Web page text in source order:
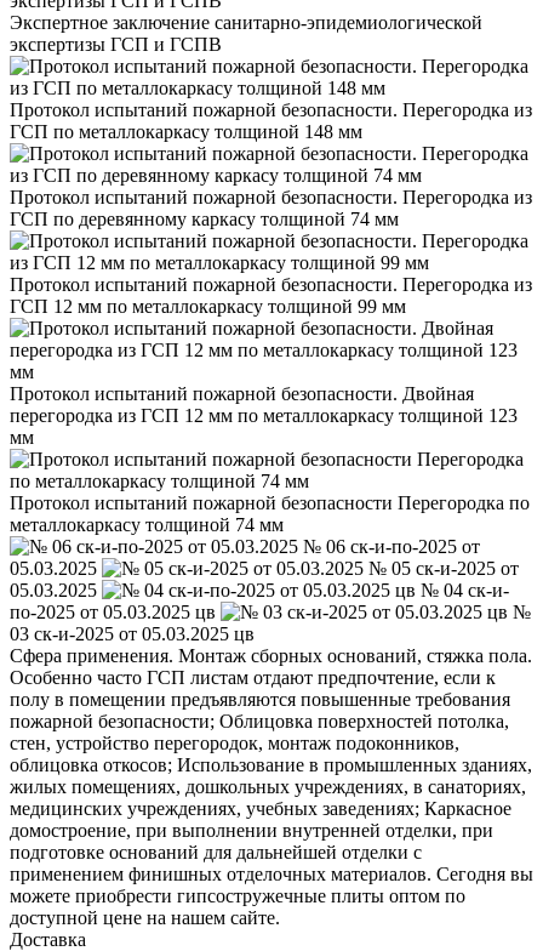
Экспертное заключение санитарно-эпидемиологической
экспертизы ГСП и ГСПВ
Протокол испытаний пожарной безопасности. Перегородка из
ГСП по металлокаркасу толщиной 148 мм
Протокол испытаний пожарной безопасности. Перегородка из
ГСП по деревянному каркасу толщиной 74 мм
Протокол испытаний пожарной безопасности. Перегородка из
ГСП 12 мм по металлокаркасу толщиной 99 мм
Протокол испытаний пожарной безопасности. Двойная
перегородка из ГСП 12 мм по металлокаркасу толщиной 123
мм
Протокол испытаний пожарной безопасности Перегородка по
металлокаркасу толщиной 74 мм
№ 06 ск-и-по-2025 от
05.03.2025
№ 05 ск-и-2025 от
05.03.2025
№ 04 ск-и-
по-2025 от 05.03.2025 цв
№
03 ск-и-2025 от 05.03.2025 цв
Сфера применения. Монтаж сборных оснований, стяжка пола.
Особенно часто ГСП листам отдают предпочтение, если к
полу в помещении предъявляются повышенные требования
пожарной безопасности; Облицовка поверхностей потолка,
стен, устройство перегородок, монтаж подоконников,
облицовка откосов; Использование в промышленных зданиях,
жилых помещениях, дошкольных учреждениях, в санаториях,
медицинских учреждениях, учебных заведениях; Каркасное
домостроение, при выполнении внутренней отделки, при
подготовке оснований для дальнейшей отделки с
применением финишных отделочных материалов. Сегодня вы
можете приобрести гипсостружечные плиты оптом по
доступной цене на нашем сайте.
Доставка